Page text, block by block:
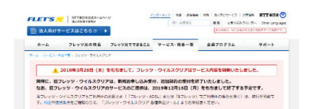
進化するPCとデバイスの未来
好きが集まる 比べて選べる
ビジネスと働き方のヒント